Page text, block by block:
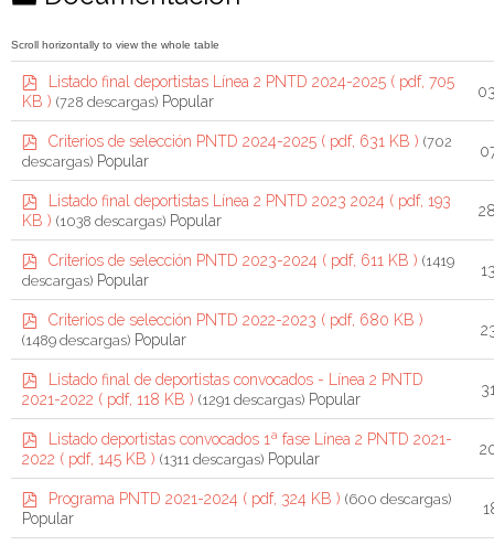
r
p
e
t
a
d
f
Listado final deportistas Línea 2 PNTD 2024-2025 ( pdf, 705
KB ) (728 descargas) Popular
p
d
f
Criterios de selección PNTD 2024-2025 ( pdf, 631 KB ) (702
descargas) Popular
d
f
Listado final deportistas Línea 2 PNTD 2023 2024 ( pdf, 193
KB ) (1038 descargas) Popular
p
d
f
Criterios de selección PNTD 2023-2024 ( pdf, 611 KB ) (1419
descargas) Popular
p
d
f
Criterios de selección PNTD 2022-2023 ( pdf, 680 KB )
(1489 descargas) Popular
d
f
Listado final de deportistas convocados - Línea 2 PNTD
2021-2022 ( pdf, 118 KB ) (1291 descargas) Popular
d
f
Listado deportistas convocados 1ª fase Línea 2 PNTD 2021-
2022 ( pdf, 145 KB ) (1311 descargas) Popular
d
f
Programa PNTD 2021-2024 ( pdf, 324 KB ) (600 descargas)
Popular